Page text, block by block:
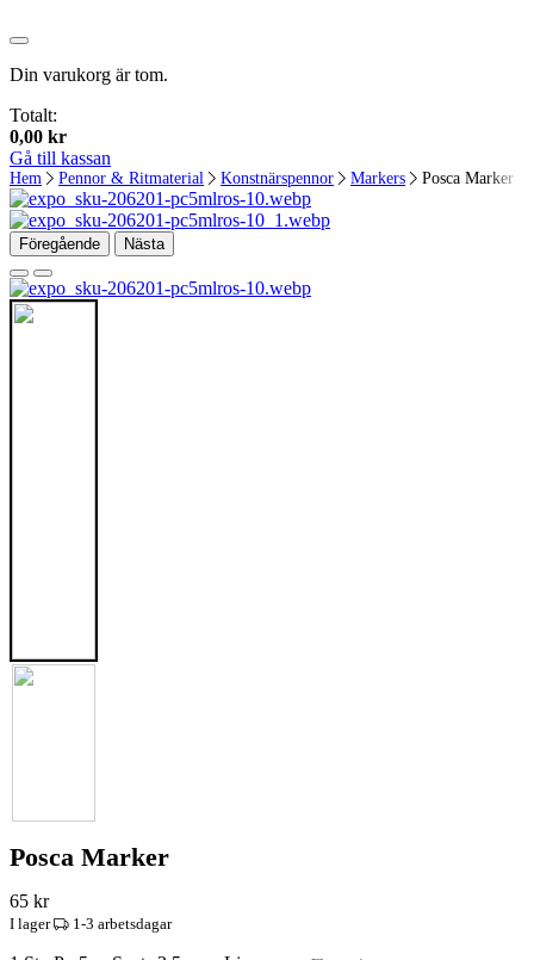
Din varukorg är tom.
Totalt:
0,00 kr
Gå till kassan
Hem Pennor & Ritmaterial Konstnärspennor Markers Posca Marker
Föregående Nästa
Posca Marker
65 kr
I lager 1-3 arbetsdagar